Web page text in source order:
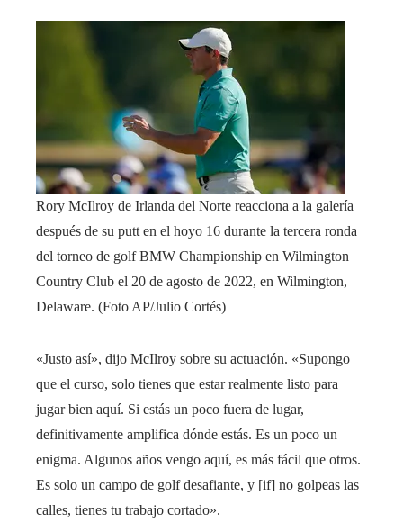
Rory McIlroy de Irlanda del Norte reacciona a la galería
después de su putt en el hoyo 16 durante la tercera ronda
del torneo de golf BMW Championship en Wilmington
Country Club el 20 de agosto de 2022, en Wilmington,
Delaware. (Foto AP/Julio Cortés)
«Justo así», dijo McIlroy sobre su actuación. «Supongo
que el curso, solo tienes que estar realmente listo para
jugar bien aquí. Si estás un poco fuera de lugar,
definitivamente amplifica dónde estás. Es un poco un
enigma. Algunos años vengo aquí, es más fácil que otros.
Es solo un campo de golf desafiante, y [if] no golpeas las
calles, tienes tu trabajo cortado».